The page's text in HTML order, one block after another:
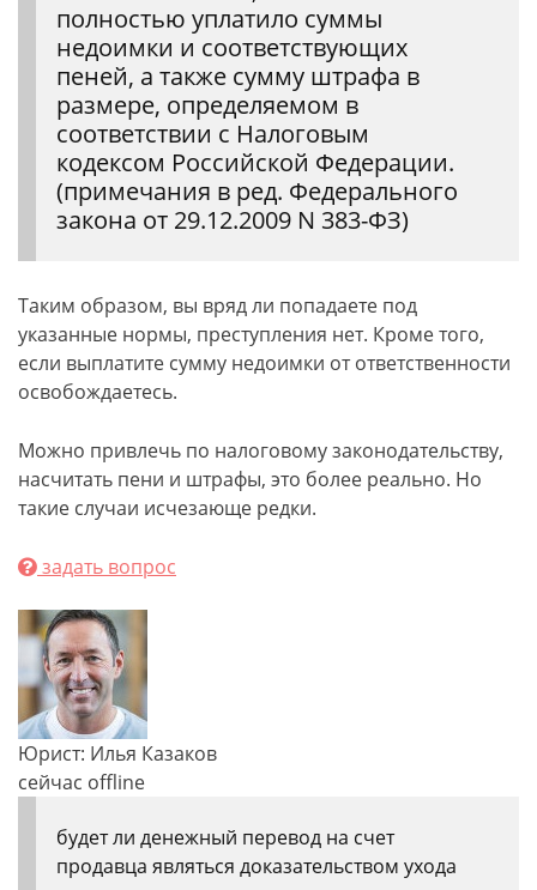
полностью уплатило суммы
недоимки и соответствующих
пеней, а также сумму штрафа в
размере, определяемом в
соответствии с Налоговым
кодексом Российской Федерации.
(примечания в ред. Федерального
закона от 29.12.2009 N 383-ФЗ)
Таким образом, вы вряд ли попадаете под
указанные нормы, преступления нет. Кроме того,
если выплатите сумму недоимки от ответственности
освобождаетесь.
Можно привлечь по налоговому законодательству,
насчитать пени и штрафы, это более реально. Но
такие случаи исчезающе редки.
задать вопрос
Юрист: Илья Казаков
сейчас offline
будет ли денежный перевод на счет
продавца являться доказательством ухода